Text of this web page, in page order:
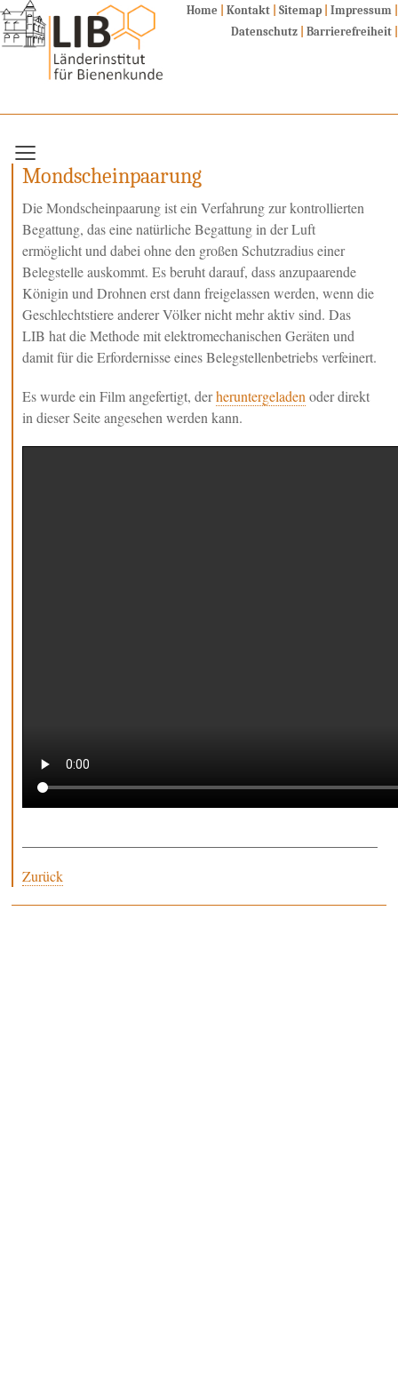
Home Kontakt| Sitemap| Impressum|
Datenschutz| Barrierefreiheit|
Dienstleistungen / Lehrgänge
Allgemeine Informationen
Institut
Biene
Zucht
Leistungsprüfung
Zucht und Genetik
Kryokonservierung
Mondscheinpaarung
Künstliche Besamung
Belegstellen
Bienenkrankheiten
Mondscheinpaarung
Die Mondscheinpaarung ist ein Verfahrung zur kontrollierten
Begattung, das eine natürliche Begattung in der Luft
ermöglicht und dabei ohne den großen Schutzradius einer
Belegstelle auskommt. Es beruht darauf, dass anzupaarende
Königin und Drohnen erst dann freigelassen werden, wenn die
Geschlechtstiere anderer Völker nicht mehr aktiv sind. Das
LIB hat die Methode mit elektromechanischen Geräten und
damit für die Erfordernisse eines Belegstellenbetriebs verfeinert.
Es wurde ein Film angefertigt, derheruntergeladen oder direkt
in dieser Seite angesehen werden kann.
Zurück